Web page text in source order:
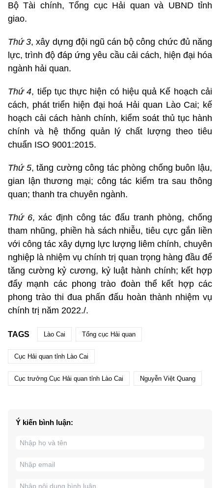
Bộ Tài chính, Tổng cục Hải quan và UBND tỉnh
giao.
Thứ 3, xây dựng đội ngũ cán bộ công chức đủ năng
lực, trình độ đáp ứng yêu cầu cải cách, hiện đại hóa
ngành hải quan.
Thứ 4, tiếp tục thực hiện có hiệu quả Kế hoạch cải
cách, phát triển hiện đại hoá Hải quan Lào Cai; kế
hoạch cải cách hành chính, kiểm soát thủ tục hành
chính và hệ thống quản lý chất lượng theo tiêu
chuẩn ISO 9001:2015.
Thứ 5, tăng cường công tác phòng chống buôn lậu,
gian lận thương mại; công tác kiểm tra sau thông
quan; thanh tra chuyên ngành.
Thứ 6, xác định công tác đấu tranh phòng, chống
tham nhũng, phiền hà sách nhiễu, tiêu cực gắn liền
với công tác xây dựng lực lượng liêm chính, chuyên
nghiệp là nhiệm vụ chính trị quan trọng hàng đầu để
tăng cường kỷ cương, kỷ luật hành chính; kết hợp
đẩy mạnh các phong trào đoàn thể kết hợp các
phong trào thi đua phấn đấu hoàn thành nhiệm vụ
chính trị năm 2022./.
TAGS Lào Cai Tổng cục Hải quan
Cục Hải quan tỉnh Lào Cai
Cục trưởng Cục Hải quan tỉnh Lào Cai Nguyễn Việt Quang
Ý kiến bình luận: